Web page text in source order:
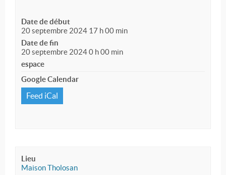
Date de début
20 septembre 2024 17 h 00 min
Date de fin
20 septembre 2024 0 h 00 min
espace
Google Calendar
Feed iCal
Lieu
Maison Tholosan